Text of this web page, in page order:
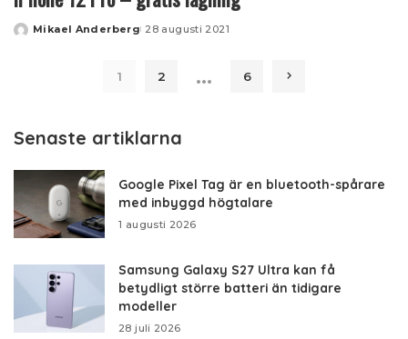
Posted
Mikael Anderberg 28 augusti 2021
1 2 … 6
Senaste artiklarna
Google Pixel Tag är en bluetooth-spårare
med inbyggd högtalare
1 augusti 2026
Samsung Galaxy S27 Ultra kan få
betydligt större batteri än tidigare
modeller
28 juli 2026